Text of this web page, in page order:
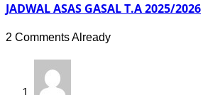
JADWAL ASAS GASAL T.A 2025/2026
2 Comments Already